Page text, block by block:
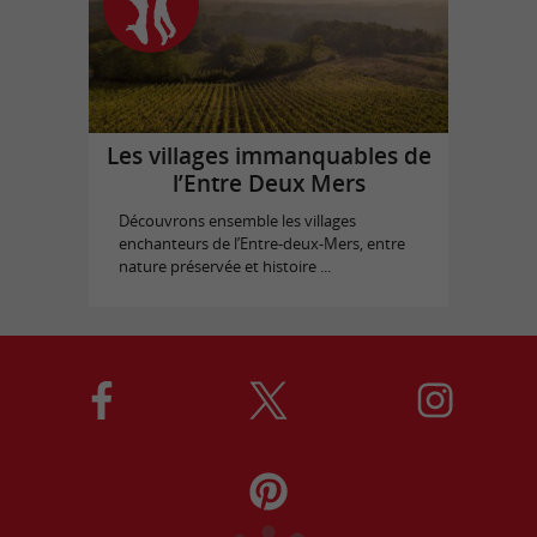
Les villages immanquables de
l’Entre Deux Mers
Découvrons ensemble les villages
enchanteurs de l’Entre-deux-Mers, entre
nature préservée et histoire ...